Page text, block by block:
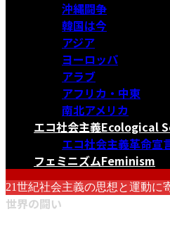
沖縄闘争
韓国は今
アジア
ヨーロッパ
アラブ
アフリカ・中東
南北アメリカ
エコ社会主義Ecological
エコ社会主義革命宣
フェミニズムFeminism
21世紀社会主義の思想と運動に
世界の闘い